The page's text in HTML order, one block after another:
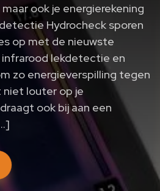
ook je energierekening
Hydrocheck sporen
op met de nieuwste
lekdetectie en
zo energieverspilling tegen
louter op je
ook bij aan een